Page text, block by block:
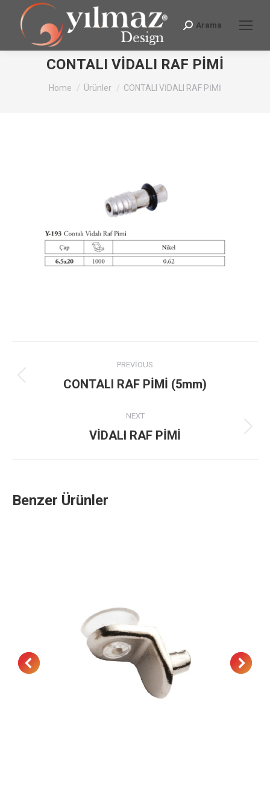
Search:
Arama
CONTALI VİDALI RAF PİMİ
You are here:
Home Ürünler CONTALI VİDALI RAF PİMİ
navigation
PREVIOUS
Previous
CONTALI RAF PİMİ (5mm)
NEXT
Next
VİDALI RAF PİMİ
Benzer Ürünler